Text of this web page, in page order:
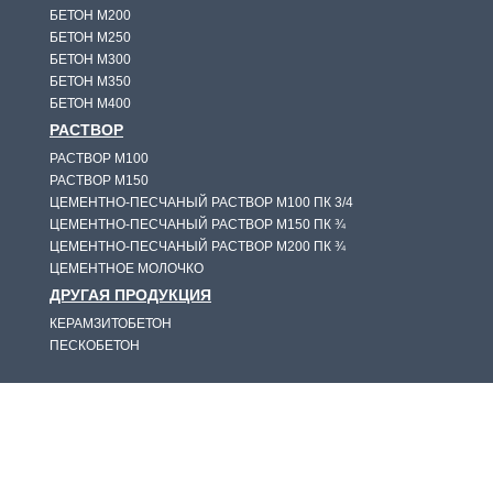
БЕТОН М200
БЕТОН М250
БЕТОН М300
БЕТОН М350
БЕТОН М400
РАСТВОР
РАСТВОР М100
РАСТВОР М150
ЦЕМЕНТНО-ПЕСЧАНЫЙ РАСТВОР М100 ПК 3/4
ЦЕМЕНТНО-ПЕСЧАНЫЙ РАСТВОР М150 ПК ¾
ЦЕМЕНТНО-ПЕСЧАНЫЙ РАСТВОР M200 ПК ¾
ЦЕМЕНТНОЕ МОЛОЧКО
ДРУГАЯ ПРОДУКЦИЯ
КЕРАМЗИТОБЕТОН
ПЕСКОБЕТОН